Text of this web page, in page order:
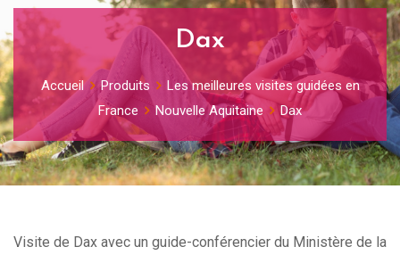
Dax
Accueil Produits
Les meilleures visites guidées en
France
Nouvelle Aquitaine Dax
Visite de Dax avec un guide-conférencier du Ministère de la